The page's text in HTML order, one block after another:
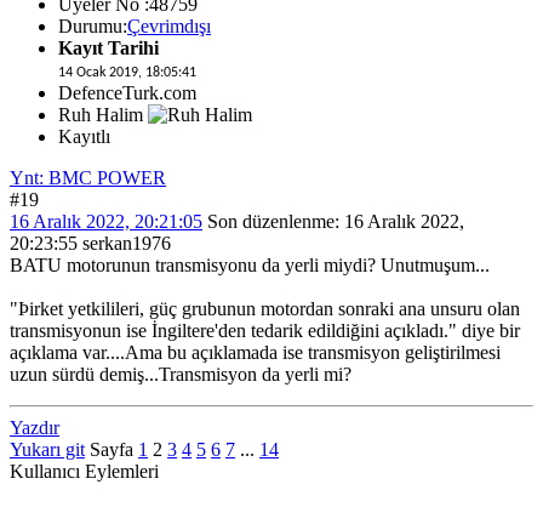
Durumu:Çevrimdışı
Kayıt Tarihi
14 Ocak 2019, 18:05:41
DefenceTurk.com
Ruh Halim
Kayıtlı
Ynt: BMC POWER
#19
16 Aralık 2022, 20:21:05 Son düzenlenme: 16 Aralık 2022,
20:23:55 serkan1976
BATU motorunun transmisyonu da yerli miydi? Unutmuşum...
"Þirket yetkilileri, güç grubunun motordan sonraki ana unsuru olan
transmisyonun ise İngiltere'den tedarik edildiğini açıkladı." diye bir
açıklama var....Ama bu açıklamada ise transmisyon geliştirilmesi
uzun sürdü demiş...Transmisyon da yerli mi?
Yazdır
Yukarı git Sayfa 1 2 3 4 5 6 7 ... 14
Kullanıcı Eylemleri